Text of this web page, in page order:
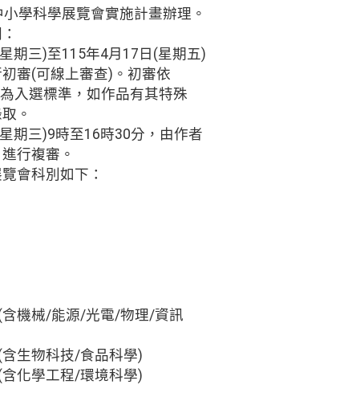
學科學展覽會實施計畫辦理。
期三)至115年4月17日(星期五)
審(可線上審查)。初審依
入選標準，如作品有其特殊
。
期三)9時至16時30分，由作者
行複審。
會科別如下：
含機械/能源/光電/物理/資訊
生物科技/食品科學)
化學工程/環境科學)